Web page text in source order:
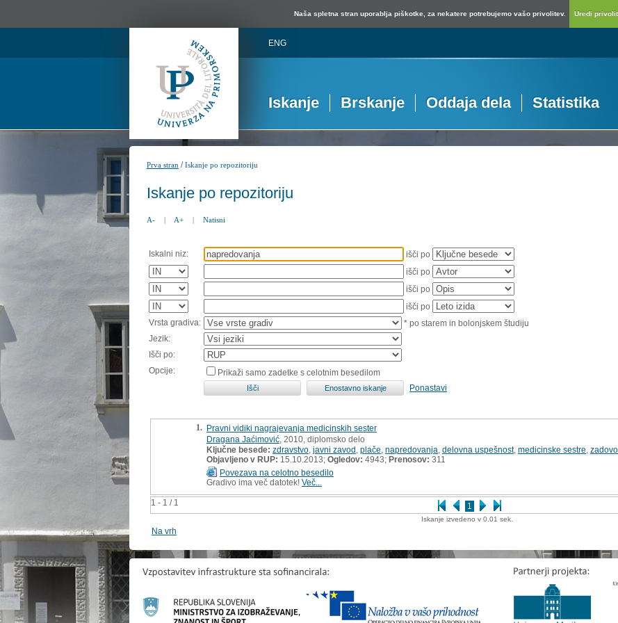
Naša spletna stran uporablja piškotke, za nekatere potrebujemo vašo privolitev. Uredi
ENG
Iskanje Brskanje Oddaja dela Statistika
Prva stran /Iskanje po repozitoriju
Iskanje po repozitoriju
A- | A+ | Natisni
Iskalni niz:
išči po
išči po
išči po
išči po
Vrsta gradiva:
* po starem in bolonjskem študiju
Jezik:
Išči po:
Opcije:
Prikaži samo zadetke s celotnim besedilom
Ponastavi
1 - 1 / 1 1
1. Pravni vidiki nagrajevanja medicinskih sester
Dragana Jaćimović , 2010, diplomsko delo
Ključne besede: zdravstvo javni zavod plače napredovanja delovna uspešnost, medicinske sestre
Objavljeno v RUP: 15.10.2013; Ogledov: 4943; Prenosov: 311
Povezava na celotno besedilo
Gradivo ima več datotek! Več...
Iskanje izvedeno v 0.01 sek.
Na vrh